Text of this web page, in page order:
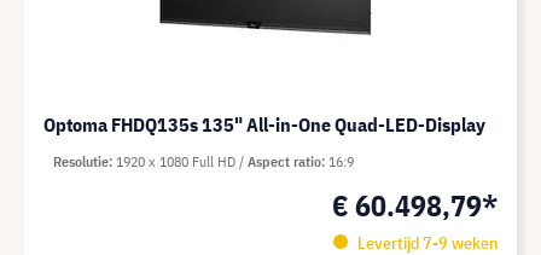
Optoma FHDQ135s 135" All-in-One Quad-LED-Display
€ 60.498,79*
Levertijd 7-9 weken
Resolutie 1920 x 1080 Full HD Aspect ratio 16:9